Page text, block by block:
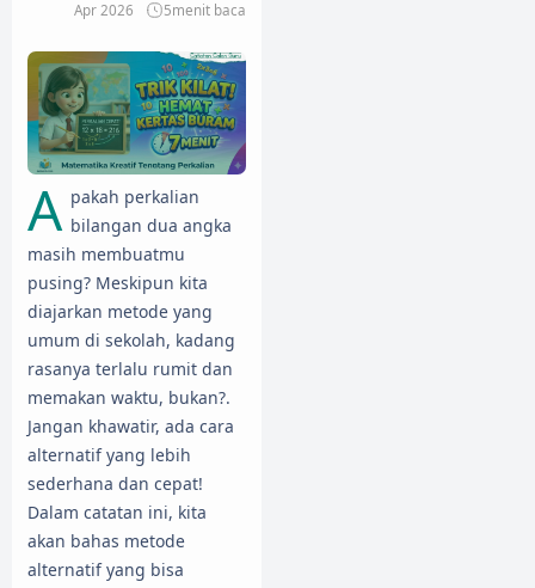
Apr 2026
5menit baca
A pakah perkalian
bilangan dua angka
masih membuatmu
pusing? Meskipun kita
diajarkan metode yang
umum di sekolah, kadang
rasanya terlalu rumit dan
memakan waktu, bukan?.
Jangan khawatir, ada cara
alternatif yang lebih
sederhana dan cepat!
Dalam catatan ini, kita
akan bahas metode
alternatif yang bisa